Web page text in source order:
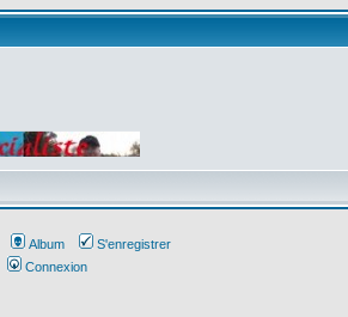
Album
S'enregistrer
Connexion